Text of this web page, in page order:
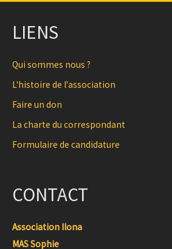
LIENS
Qui sommes nous ?
L'histoire de l'association
Faire un don
La charte du correspondant
Formulaire de candidature
CONTACT
Association Ilona
MAS Sophie